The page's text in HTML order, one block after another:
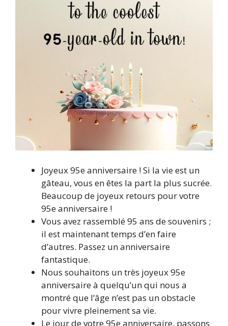
Joyeux 95e anniversaire ! Si la vie est un
gâteau, vous en êtes la part la plus sucrée.
Beaucoup de joyeux retours pour votre
95e anniversaire !
Vous avez rassemblé 95 ans de souvenirs ;
il est maintenant temps d’en faire
d’autres. Passez un anniversaire
fantastique.
Nous souhaitons un très joyeux 95e
anniversaire à quelqu’un qui nous a
montré que l’âge n’est pas un obstacle
pour vivre pleinement sa vie.
Le jour de votre 95e anniversaire, passons